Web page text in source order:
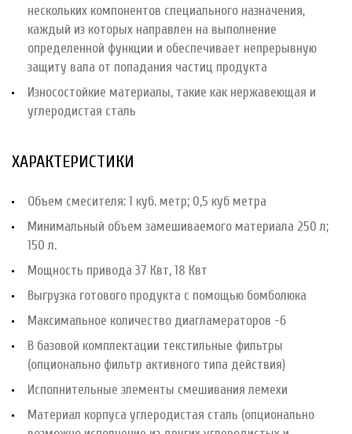
нескольких компонентов специального назначения,
каждый из которых направлен на выполнение
определенной функции и обеспечивает непрерывную
защиту вала от попадания частиц продукта
Износостойкие материалы, такие как нержавеющая и
углеродистая сталь
ХАРАКТЕРИСТИКИ
Объем смесителя: 1 куб. метр; 0,5 куб метра
Минимальный объем замешиваемого материала 250 л;
150 л.
Мощность привода 37 Квт, 18 Квт
Выгрузка готового продукта с помощью бомболюка
Максимальное количество диагламераторов -6
В базовой комплектации текстильные фильтры
(опционально фильтр активного типа действия)
Исполнительные элементы смешивания лемехи
Материал корпуса углеродистая сталь (опционально